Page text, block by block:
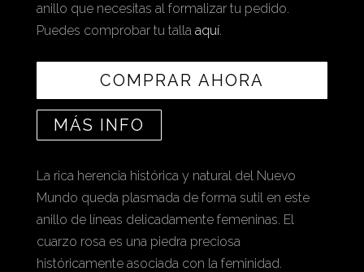
anillo que necesitas al formalizar tu pedido.
Puedes comprobar tu talla aquí.
COMPRAR AHORA
MÁS INFO
La rica herencia histórica y natural del Nuevo
Mundo queda plasmada de forma sutil en este
anillo de líneas delicadamente femeninas. El
cuarzo rosa es una piedra preciosa
históricamente asociada con la feminidad.